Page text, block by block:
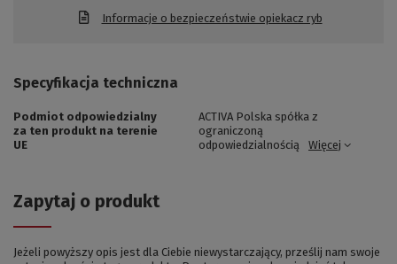
Informacje o bezpieczeństwie opiekacz ryb
Specyfikacja techniczna
Podmiot odpowiedzialny
za ten produkt na terenie
UE
ACTIVA Polska spółka z
ograniczoną
odpowiedzialnością
Więcej
Zapytaj o produkt
Jeżeli powyższy opis jest dla Ciebie niewystarczający, prześlij nam swoje